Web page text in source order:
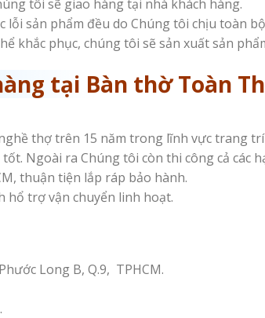
tôi sẽ giao hàng tại nhà khách hàng.
lỗi sản phẩm đều do Chúng tôi chịu toàn
khắc phục, chúng tôi sẽ sản xuất sản
tại Bàn thờ Toàn
thợ trên 15 năm trong lĩnh vực trang
Ngoài ra Chúng tôi còn thi công cả các
thuận tiện lắp ráp bảo hành.
hổ trợ vận chuyển linh hoạt.
Long B, Q.9, TPHCM.